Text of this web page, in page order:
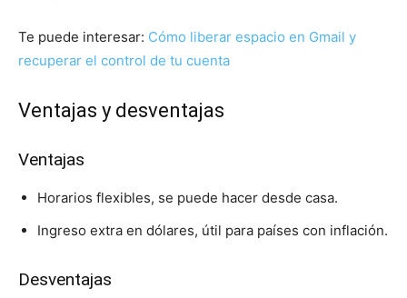
Te puede interesar: Cómo liberar espacio en Gmail y
recuperar el control de tu cuenta
Ventajas y desventajas
Ventajas
Horarios flexibles, se puede hacer desde casa.
Ingreso extra en dólares, útil para países con inflación.
Desventajas